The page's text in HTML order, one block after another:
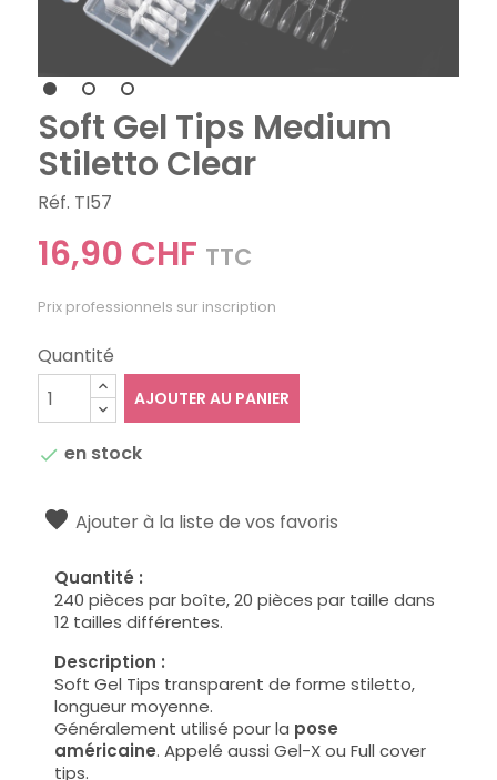
Soft Gel Tips Medium
Stiletto Clear
Réf. TI57
16,90 CHF TTC
Prix professionnels sur inscription
Quantité
AJOUTER AU PANIER
 en stock
Ajouter à la liste de vos favoris
Quantité :
240 pièces par boîte, 20 pièces par taille dans
12 tailles différentes.
Description :
Soft Gel Tips transparent de forme stiletto,
longueur moyenne.
Généralement utilisé pour la pose
américaine. Appelé aussi Gel-X ou Full cover
tips.